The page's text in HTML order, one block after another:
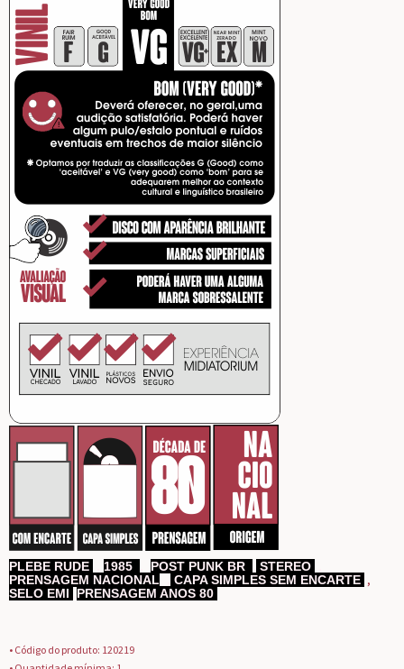
PLEBE RUDE 1985 POST PUNK BR STEREO
PRENSAGEM NACIONAL
CAPA SIMPLES SEM ENCARTE ,
SELO EMI PRENSAGEM ANOS 80
• Código do produto: 120219